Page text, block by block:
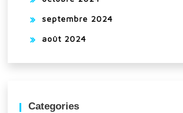
septembre 2024
août 2024
Categories